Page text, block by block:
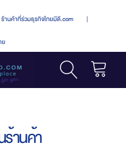
ร้านค้าที่ร่วมธุรกิจไทยมีดี.com |
ย
ร้านค้า